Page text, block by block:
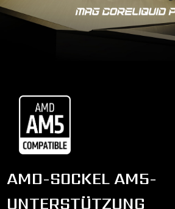
AMD-SOCKEL AM5-
UNTERSTÜTZUNG